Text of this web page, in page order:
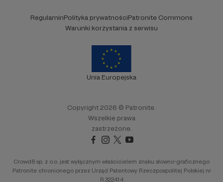
RegulaminPolityka prywatnościPatronite Commons
Warunki korzystania z serwisu
Unia Europejska
Copyright 2026 © Patronite.
Wszelkie prawa
zastrzeżone.
Crowd8 sp. z o.o. jest wyłącznym właścicielem znaku słowno-graficznego
Patronite chronionego przez Urząd Patentowy Rzeczpospolitej Polskiej nr
R.322414